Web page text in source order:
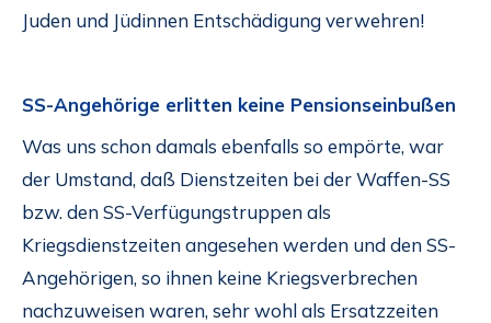
Juden und Jüdinnen Entschädigung verwehren!
SS-Angehörige erlitten keine Pensionseinbußen
Was uns schon damals ebenfalls so empörte, war
der Umstand, daß Dienstzeiten bei der Waffen-SS
bzw. den SS-Verfügungstruppen als
Kriegsdienstzeiten angesehen werden und den SS-
Angehörigen, so ihnen keine Kriegsverbrechen
nachzuweisen waren, sehr wohl als Ersatzzeiten